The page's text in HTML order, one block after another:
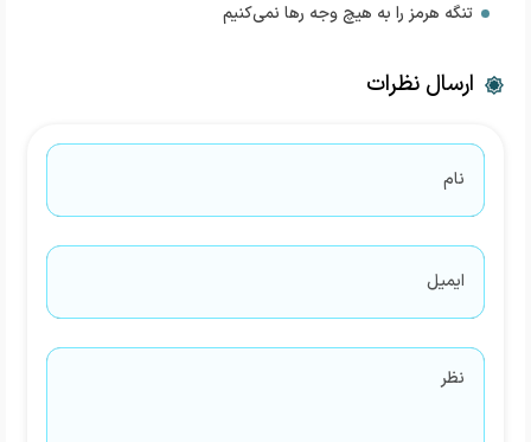
تنگه هرمز را به هیچ وجه رها نمی‌کنیم
ارسال نظرات